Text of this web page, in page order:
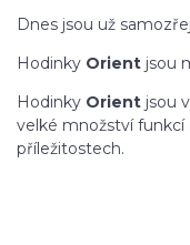
Dnes jsou už
Hodinky Orient jsou
Hodinky Orient jsou
velké množství
příležitostech.